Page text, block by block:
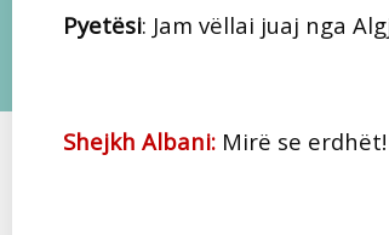
Pyetësi: Jam vëllai juaj nga
Shejkh Albani: Mirë se erdhët!